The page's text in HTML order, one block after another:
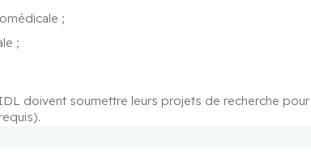
;
;
doivent soumettre leurs projets de recherche pour